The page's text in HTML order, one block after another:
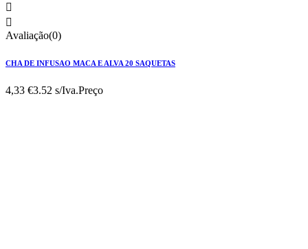


Avaliação(0)
CHA DE INFUSAO MACA E ALVA 20 SAQUETAS
4,33 €3.52 s/Iva.Preço